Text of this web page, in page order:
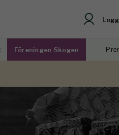
Föreningen Skogen